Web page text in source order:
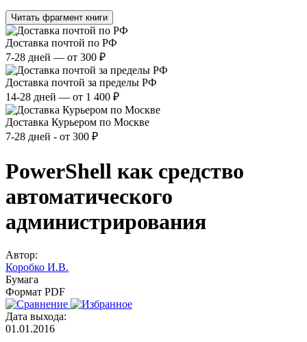
Читать фрагмент книги
Доставка почтой по РФ
7-28 дней — от 300 ₽
Доставка почтой за пределы РФ
14-28 дней — от 1 400 ₽
Доставка Курьером по Москве
7-28 дней - от 300 ₽
PowerShell как средство
автоматического
администрирования
Автор:
Коробко И.В.
Бумага
Формат PDF
Дата выхода:
01.01.2016